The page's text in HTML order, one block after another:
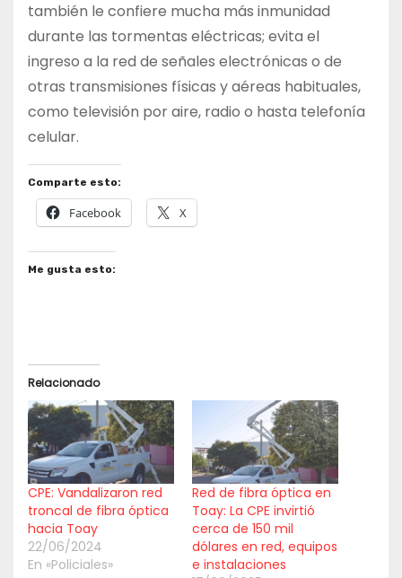
también le confiere mucha más inmunidad
durante las tormentas eléctricas; evita el
ingreso a la red de señales electrónicas o de
otras transmisiones físicas y aéreas habituales,
como televisión por aire, radio o hasta telefonía
celular.
Comparte esto:
Facebook X
Me gusta esto:
Relacionado
CPE: Vandalizaron red
troncal de fibra óptica
hacia Toay
22/06/2024
En «Policiales»
Red de fibra óptica en
Toay: La CPE invirtió
cerca de 150 mil
dólares en red, equipos
e instalaciones